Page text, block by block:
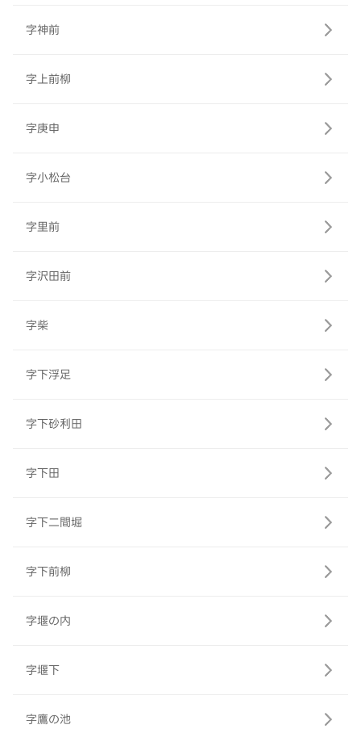
字神前
字上前柳
字庚申
字小松台
字里前
字沢田前
字柴
字下浮足
字下砂利田
字下田
字下二間堀
字下前柳
字堰の内
字堰下
字鷹の池